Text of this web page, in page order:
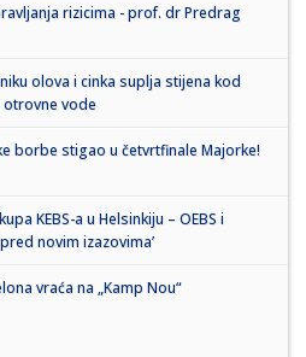
rizicima - prof. dr Predrag
olova i cinka suplja stijena kod
vode
borbe stigao u četvrtfinale Majorke!
KEBS-a u Helsinkiju – OEBS i
novim izazovima’
vraća na „Kamp Nou“